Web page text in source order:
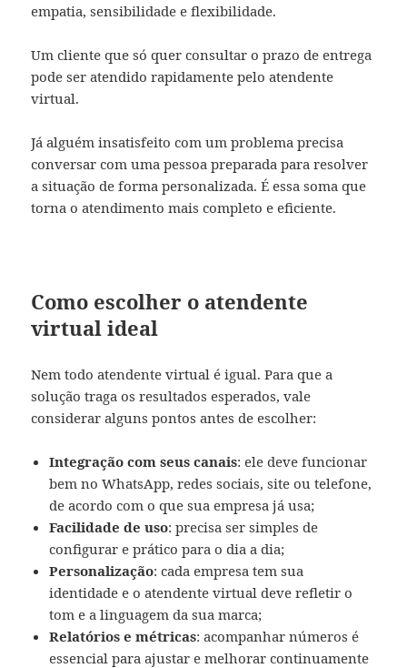
empatia, sensibilidade e flexibilidade.
Um cliente que só quer consultar o prazo de entrega
pode ser atendido rapidamente pelo atendente
virtual.
Já alguém insatisfeito com um problema precisa
conversar com uma pessoa preparada para resolver
a situação de forma personalizada. É essa soma que
torna o atendimento mais completo e eficiente.
Como escolher o atendente
virtual ideal
Nem todo atendente virtual é igual. Para que a
solução traga os resultados esperados, vale
considerar alguns pontos antes de escolher:
Integração com seus canais: ele deve funcionar
bem no WhatsApp, redes sociais, site ou telefone,
de acordo com o que sua empresa já usa;
Facilidade de uso: precisa ser simples de
configurar e prático para o dia a dia;
Personalização: cada empresa tem sua
identidade e o atendente virtual deve refletir o
tom e a linguagem da sua marca;
Relatórios e métricas: acompanhar números é
essencial para ajustar e melhorar continuamente